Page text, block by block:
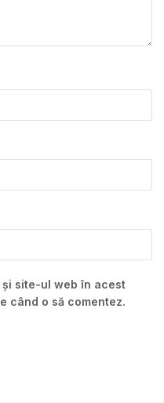
și site-ul web în acest
când o să comentez.